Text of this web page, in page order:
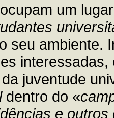
um
seu ambiente.
juventude
dentro do «
e outros